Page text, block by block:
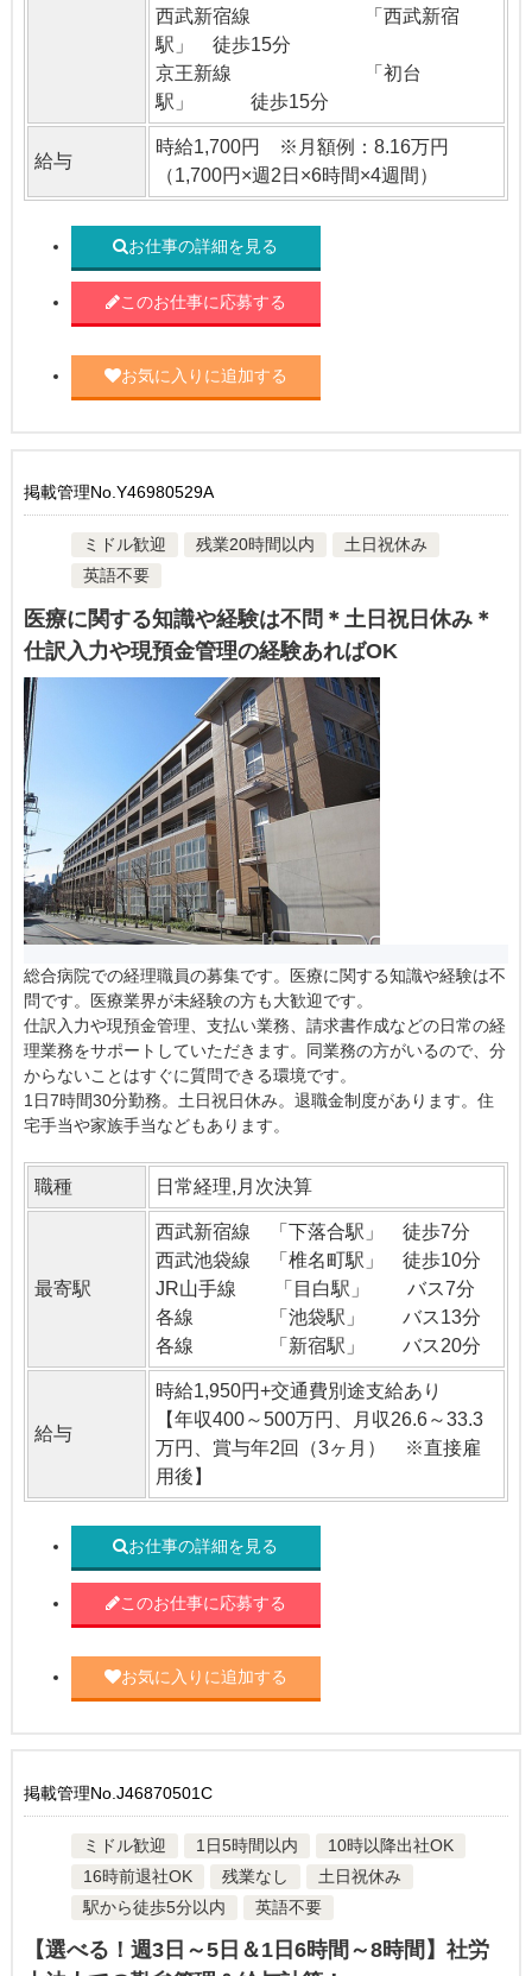
西武新宿線 「西武新宿
駅」 徒歩15分
京王新線 「初台
駅」 徒歩15分
給与
時給1,700円 ※月額例：8.16万円
（1,700円×週2日×6時間×4週間）
お仕事の詳細を見る
このお仕事に応募する
お気に入りに追加する
掲載管理No.Y46980529A
ミドル歓迎 残業20時間以内
土日祝休み
英語不要
医療に関する知識や経験は不問＊土日祝日休み＊
仕訳入力や現預金管理の経験あればOK
総合病院での経理職員の募集です。医療に関する知識や経験は不
問です。医療業界が未経験の方も大歓迎です。
仕訳入力や現預金管理、支払い業務、請求書作成などの日常の経
理業務をサポートしていただきます。同業務の方がいるので、分
からないことはすぐに質問できる環境です。
1日7時間30分勤務。土日祝日休み。退職金制度があります。住
宅手当や家族手当などもあります。
職種 日常経理,月次決算
最寄駅
西武新宿線 「下落合駅」 徒歩7分
西武池袋線 「椎名町駅」 徒歩10分
JR山手線 「目白駅」 バス7分
各線 「池袋駅」 バス13分
各線 「新宿駅」 バス20分
給与
時給1,950円+交通費別途支給あり
【年収400～500万円、月収26.6～33.3
万円、賞与年2回（3ヶ月） ※直接雇
用後】
お仕事の詳細を見る
このお仕事に応募する
お気に入りに追加する
掲載管理No.J46870501C
ミドル歓迎 1日5時間以内
10時以降出社OK
16時前退社OK
残業なし
土日祝休み
駅から徒歩5分以内
英語不要
【選べる！週3日～5日＆1日6時間～8時間】社労